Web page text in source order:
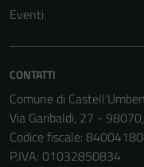
Eventi
CONTATTI
Comune di
Via Garibaldi, 27 -
Codice fiscale:
P.IVA: 01032850834